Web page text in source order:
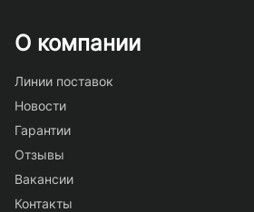
О компании
Линии поставок
Новости
Гарантии
Отзывы
Вакансии
Контакты